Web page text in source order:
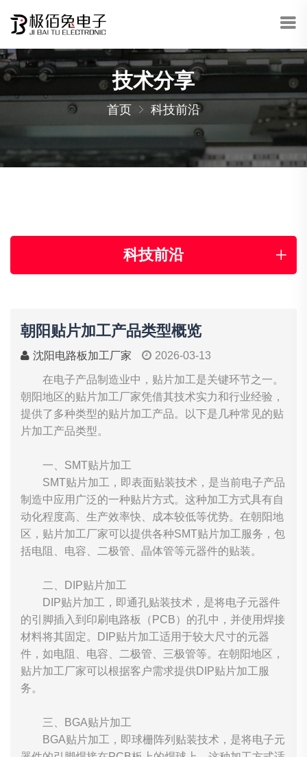
技术分享
首页 科技前沿
科技前沿
朝阳贴片加工产品类型概览
沈阳电路板加工厂家 2026-03-13
在电子产品制造业中，贴片加工是关键环节之一。
朝阳地区的贴片加工厂家凭借其技术实力和行业经验，
提供了多种类型的贴片加工产品。以下是几种常见的贴
片加工产品类型。
一、SMT贴片加工
SMT贴片加工，即表面贴装技术，是当前电子产品
制造中应用广泛的一种贴片方式。这种加工方式具有自
动化程度高、生产效率快、成本较低等优势。在朝阳地
区，贴片加工厂家可以提供各种SMT贴片加工服务，包
括电阻、电容、二极管、晶体管等元器件的贴装。
二、DIP贴片加工
DIP贴片加工，即通孔贴装技术，是将电子元器件
的引脚插入到印刷电路板（PCB）的孔中，并使用焊接
材料将其固定。DIP贴片加工适用于较大尺寸的元器
件，如电阻、电容、二极管、三极管等。在朝阳地区，
贴片加工厂家可以根据客户需求提供DIP贴片加工服
务。
三、BGA贴片加工
BGA贴片加工，即球栅阵列贴装技术，是将电子元